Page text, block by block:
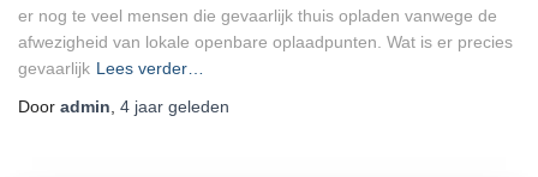
er nog te veel mensen die gevaarlijk thuis opladen vanwege de
afwezigheid van lokale openbare oplaadpunten. Wat is er precies
gevaarlijk Lees verder…
Door admin 4 jaar geleden